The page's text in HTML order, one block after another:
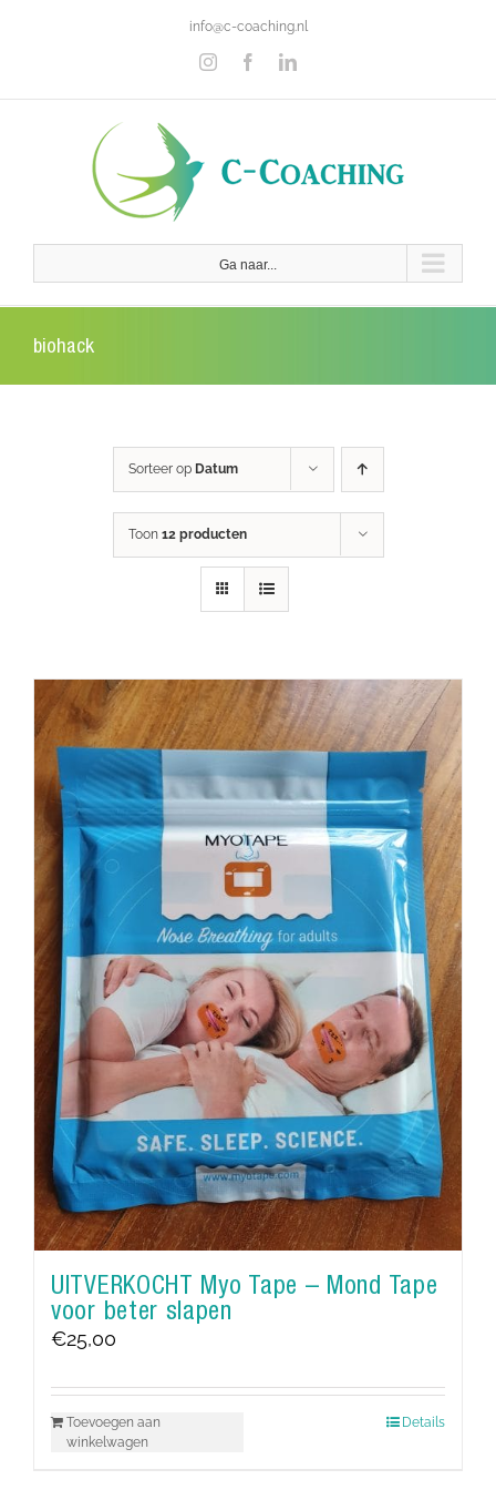
info@c-coaching.nl
InstagramFacebookLinkedIn
Ga naar...
biohack
Sorteer op Datum
Toon 12 producten
UITVERKOCHT Myo Tape – Mond Tape
voor beter slapen
€25,00
Toevoegen aan
winkelwagen
Details